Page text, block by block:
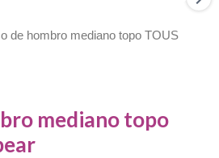
de hombro mediano topo TOUS
mediano topo